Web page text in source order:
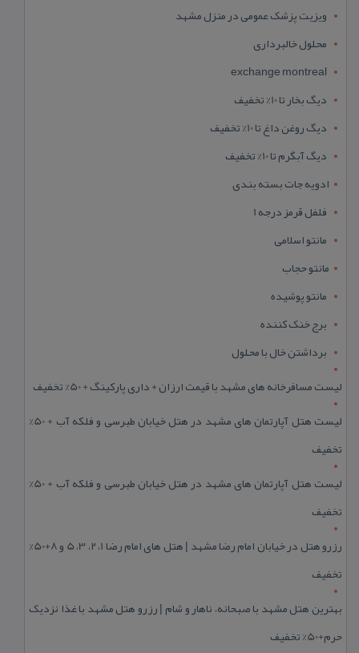
ویزیت پزشک عمومی در منزل مشهد
محلول خالبرداری
exchange montreal
دیگ بخار تا 10% تخفیف
دیگ روغن داغ تا 10% تخفیف
دیگ آبگرم تا 10% تخفیف
ادویه جات بسته بندی
فلفل قرمز درجه 1
مانتو اسلامی
مانتو حجاب
مانتو پوشیده
برج خنک کننده
برداشتن خال با محلول
لیست مسافرخانه های مشهد با قیمت ارزان + داری پارکینگ + 50% تخفیف
لیست هتل آپارتمان های مشهد در هتل خیابان طبرسی و فلکه آب + 50%
تخفیف
لیست هتل آپارتمان های مشهد در هتل خیابان طبرسی و فلکه آب + 50%
تخفیف
رزرو هتل در خیابان امام رضا مشهد | هتل‌ های امام رضا 1، 2، 3، 5 و 8+50%
تخفیف
بهترین هتل مشهد با صبحانه، ناهار و شام | رزرو هتل مشهد با غذا نزدیک
حرم+50% تخفیف